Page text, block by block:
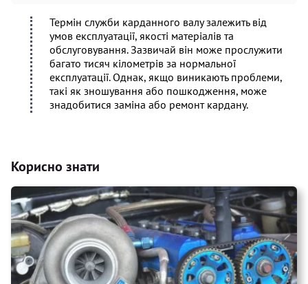
Термін служби карданного валу залежить від
умов експлуатації, якості матеріалів та
обслуговування. Зазвичай він може прослужити
багато тисяч кілометрів за нормальної
експлуатації. Однак, якщо виникають проблеми,
такі як зношування або пошкодження, може
знадобитися заміна або ремонт кардану.
Корисно знати